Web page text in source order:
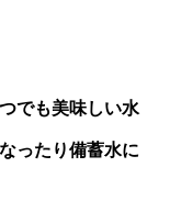
でも美味しい水
ったり備蓄水に